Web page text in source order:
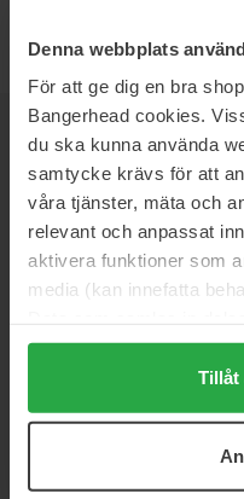
Denna webbplats
För att ge dig en bra
Bangerhead cookies.
du ska kunna använda
samtycke krävs för att
våra tjänster, mäta och
relevant och anpassat
aktivera funktioner som
media (kan innefatta
Genom att trycka på
alla cookies, medan du
användningen av
samt vår
Tillåt
NEWSLETTER
skrzynki? Będziemy
BEZPIECZNA
SZYBKA DOSTAWA